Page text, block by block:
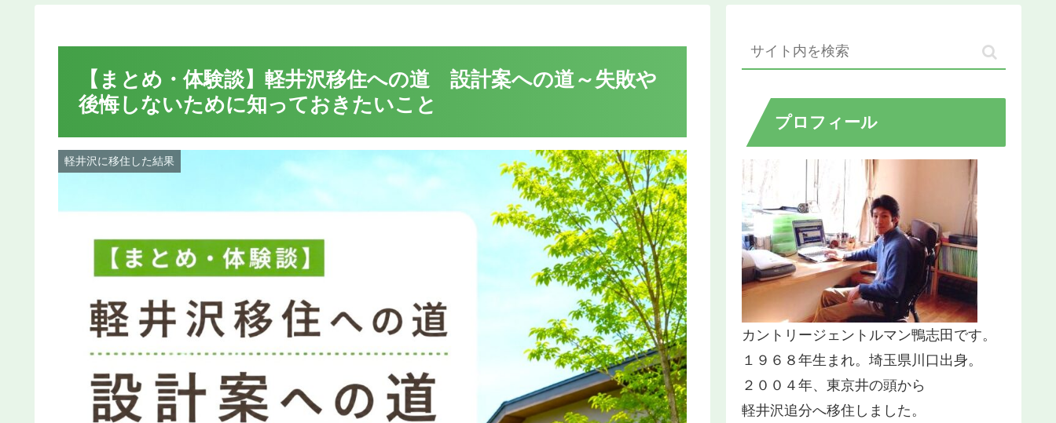
【まとめ・体験談】軽井沢移住への道 設計案への道～失敗や
後悔しないために知っておきたいこと
軽井沢に移住した結果
プロフィール
カントリージェントルマン鴨志田です。
１９６８年生まれ。埼玉県川口出身。
２００４年、東京井の頭から
軽井沢追分へ移住しました。